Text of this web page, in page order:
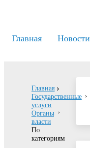
Главная Новости
Главная
Государственные
услуги
Органы
власти
По
категориям